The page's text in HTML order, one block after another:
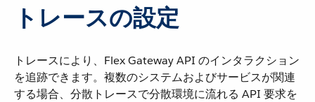
トレースの設定
トレースにより、Flex Gateway API のインタラクション
を追跡できます。複数のシステムおよびサービスが関連
する場合、分散トレースで分散環境に流れる API 要求を